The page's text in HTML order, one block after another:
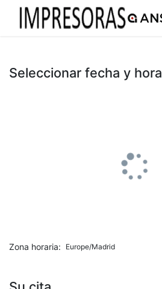
Seleccionar fecha y hora
Zona horaria: